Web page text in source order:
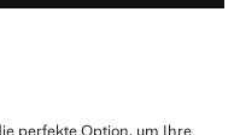
perfekte Option, um Ihre